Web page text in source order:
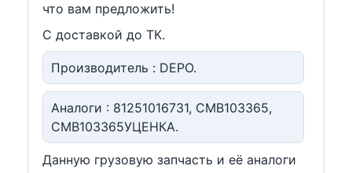
что вам предложить!
С доставкой до ТК.
Производитель : DEPO.
Аналоги : 81251016731, CMB103365,
CMB103365УЦЕНКА.
Данную грузовую запчасть и её аналоги